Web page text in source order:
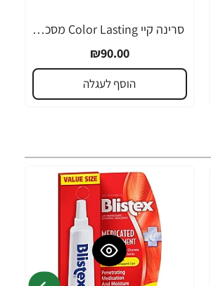
סרינה קיי Color Lasting מסכת חמאת שיאה לשיער צבוע ומובהר 300 מ"ל - מבית Saryna Key
₪90.00
הוסף לעגלה